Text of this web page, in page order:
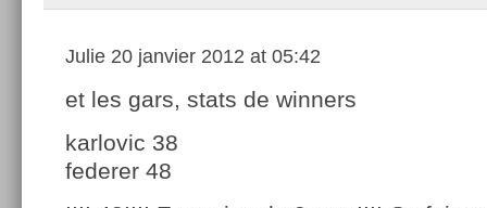
Julie 20 janvier 2012 at 05:42
et les gars, stats de winners
karlovic 38
federer 48